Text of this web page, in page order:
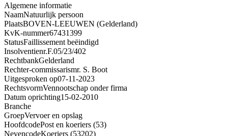
Algemene informatie
NaamNatuurlijk persoon
PlaatsBOVEN-LEEUWEN (Gelderland)
KvK-nummer67431399
StatusFaillissement beëindigd
Insolventienr.F.05/23/402
RechtbankGelderland
Rechter-commissarismr. S. Boot
Uitgesproken op07-11-2023
RechtsvormVennootschap onder firma
Datum oprichting15-02-2010
Branche
GroepVervoer en opslag
HoofdcodePost en koeriers (53)
NevencodeKoeriers (53202)